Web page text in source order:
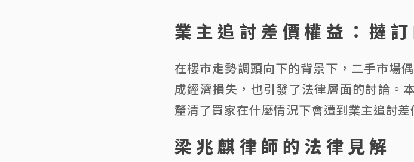
業主追討差價權益：撻
在樓市走勢調頭向下的背景下，二手市場
成經濟損失，也引發了法律層面的討論。
釐清了買家在什麼情況下會遭到業主追討差
梁兆麒律師的法律見解